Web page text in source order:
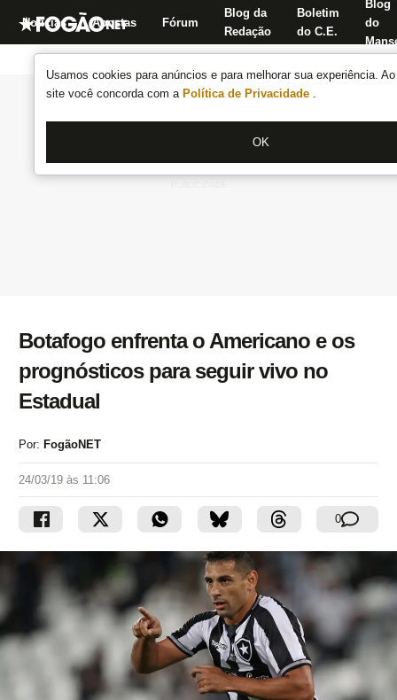
Usamos cookies para anúncios e para melhorar sua experiência.
site você concorda com a Política de Privacidade .
OK
Notícias Apostas Fórum
Blog da
Redação
Boletim
do C.E.
Blog
do
Botafogo enfrenta o Americano e os
prognósticos para seguir vivo no
Estadual
Por: FogãoNET
24/03/19 às 11:06
0